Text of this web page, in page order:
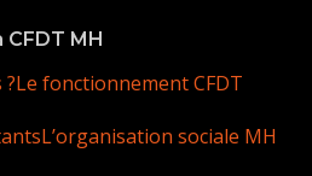
CFDT MH
Le fonctionnement CFDT
L’organisation sociale MH